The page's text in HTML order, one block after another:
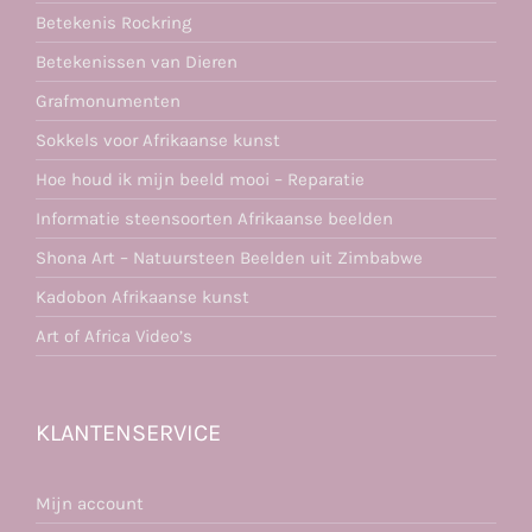
Betekenis Rockring
Betekenissen van Dieren
Grafmonumenten
Sokkels voor Afrikaanse kunst
Hoe houd ik mijn beeld mooi – Reparatie
Informatie steensoorten Afrikaanse beelden
Shona Art – Natuursteen Beelden uit Zimbabwe
Kadobon Afrikaanse kunst
Art of Africa Video’s
KLANTENSERVICE
Mijn account